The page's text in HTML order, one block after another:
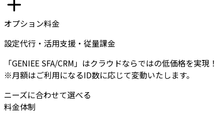
オプション料金
設定代行・活用支援・従量課金
「GENIEE SFA/CRM」はクラウドならではの低価格を実現！
※月額はご利用になるID数に応じて変動いたします。
ニーズに合わせて選べる
料金体制